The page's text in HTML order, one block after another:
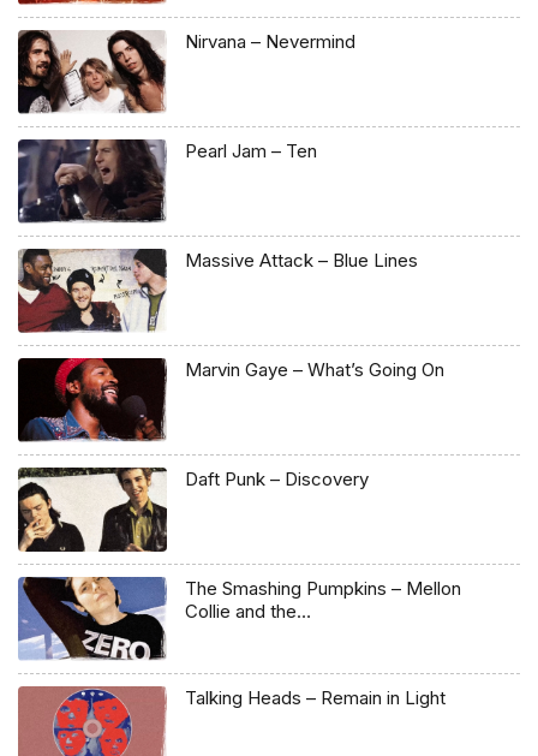
Nirvana – Nevermind
Pearl Jam – Ten
Massive Attack – Blue Lines
Marvin Gaye – What’s Going On
Daft Punk – Discovery
The Smashing Pumpkins – Mellon
Collie and the…
Talking Heads – Remain in Light